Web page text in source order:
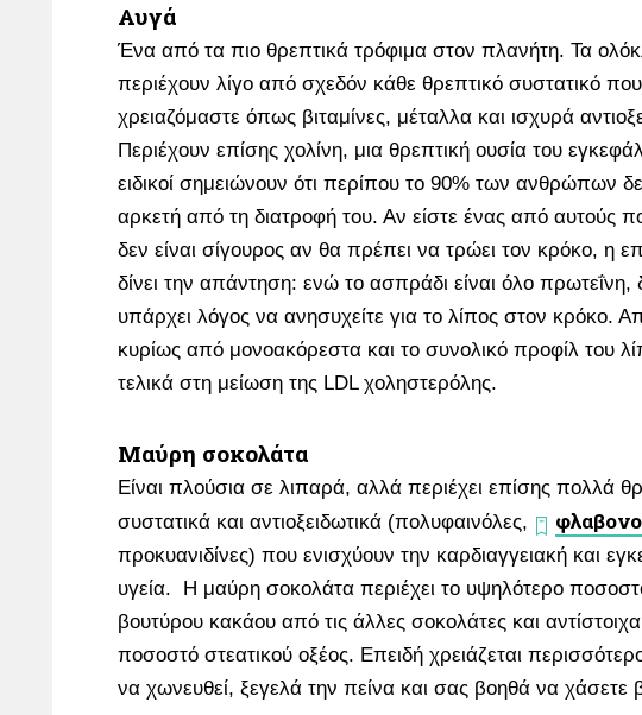
Αυγά
Ένα από τα πιο θρεπτικά τρόφιμα στον πλανήτη. Τα
περιέχουν λίγο από σχεδόν κάθε θρεπτικό συστατικό που
χρειαζόμαστε όπως βιταμίνες, μέταλλα και ισχυρά
Περιέχουν επίσης χολίνη, μια θρεπτική ουσία του
ειδικοί σημειώνουν ότι περίπου το 90% των ανθρώπων
αρκετή από τη διατροφή του. Αν είστε ένας από αυτούς
δεν είναι σίγουρος αν θα πρέπει να τρώει τον κρόκο, η
δίνει την απάντηση: ενώ το ασπράδι είναι όλο πρωτεΐνη,
υπάρχει λόγος να ανησυχείτε για το λίπος στον κρόκο.
κυρίως από μονοακόρεστα και το συνολικό προφίλ του
τελικά στη μείωση της LDL χοληστερόλης.
Μαύρη σοκολάτα
Είναι πλούσια σε λιπαρά, αλλά περιέχει επίσης πολλά
συστατικά και αντιοξειδωτικά (πολυφαινόλες,
προκυανιδίνες) που ενισχύουν την καρδιαγγειακή και
υγεία. Η μαύρη σοκολάτα περιέχει το υψηλότερο
βουτύρου κακάου από τις άλλες σοκολάτες και
ποσοστό στεατικού οξέος. Επειδή χρειάζεται
να χωνευθεί, ξεγελά την πείνα και σας βοηθά να χάσετε